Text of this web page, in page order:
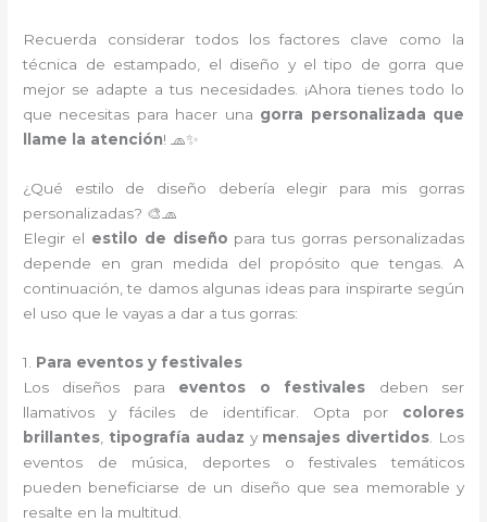
Recuerda considerar todos los factores clave como la
técnica de estampado, el diseño y el tipo de gorra que
mejor se adapte a tus necesidades. ¡Ahora tienes todo lo
que necesitas para hacer una gorra personalizada que
llame la atención! 🧢✨
¿Qué estilo de diseño debería elegir para mis gorras
personalizadas? 🎨🧢
Elegir el estilo de diseño para tus gorras personalizadas
depende en gran medida del propósito que tengas. A
continuación, te damos algunas ideas para inspirarte según
el uso que le vayas a dar a tus gorras:
1. Para eventos y festivales
Los diseños para eventos o festivales deben ser
llamativos y fáciles de identificar. Opta por colores
brillantes tipografía audaz y mensajes divertidos . Los
eventos de música, deportes o festivales temáticos
pueden beneficiarse de un diseño que sea memorable y
resalte en la multitud.